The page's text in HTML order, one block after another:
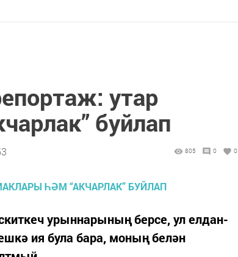
утар
буйлап
805 0 0
урыннарының берсе, ул елдан-
ия була бара, моның белән